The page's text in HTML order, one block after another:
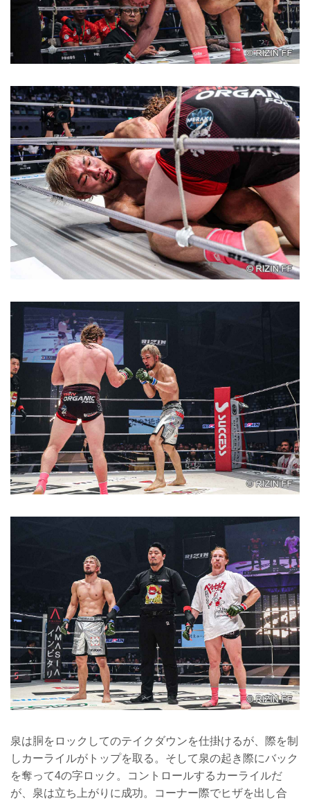
泉は胴をロックしてのテイクダウンを仕掛けるが、際を制
しカーライルがトップを取る。そして泉の起き際にバック
を奪って4の字ロック。コントロールするカーライルだ
が、泉は立ち上がりに成功。コーナー際でヒザを出し合